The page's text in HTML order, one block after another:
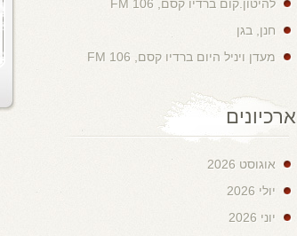
להיטון.קום ברדיו קסם, 106 FM
חנן, בגן
מעדן ויניל היום ברדיו קסם, 106 FM
ארכיונים
אוגוסט 2026
יולי 2026
יוני 2026